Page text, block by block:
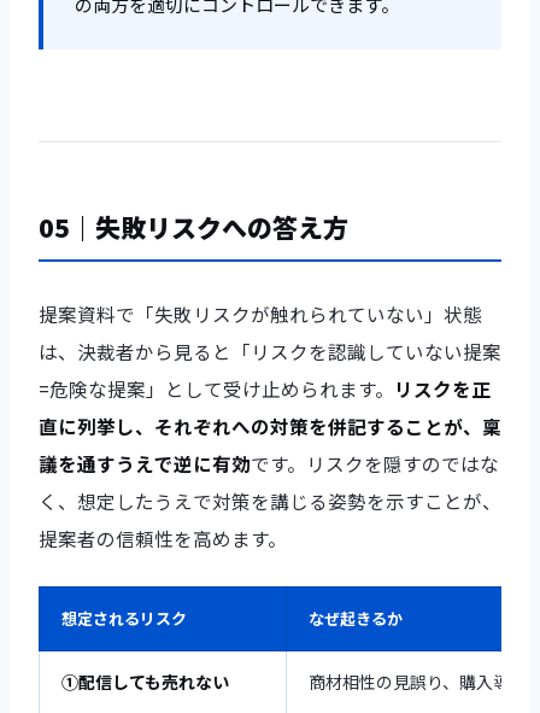
05｜失敗リスクへの答え方
提案資料で「失敗リスクが触れられていない」状態
は、決裁者から見ると「リスクを認識していない提案
=危険な提案」として受け止められます。 リスクを正
直に列挙し、それぞれへの対策を併記することが、稟
議を通すうえで逆に有効です。リスクを隠すのではな
く、想定したうえで対策を講じる姿勢を示すことが、
提案者の信頼性を高めます。
想定されるリスク なぜ起きるか
①配信しても売れない 商材相性の見誤り、購入導線